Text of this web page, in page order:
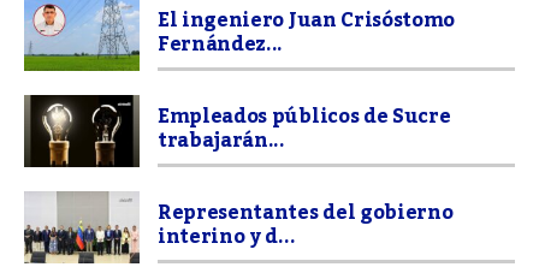
El ingeniero Juan Crisóstomo
Fernández...
Empleados públicos de Sucre
trabajarán...
Representantes del gobierno
interino y d...